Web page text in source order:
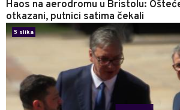
Haos na aerodromu u Bristolu:
otkazani, putnici satima čekali
5 slika